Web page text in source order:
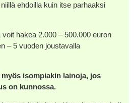
ehdoilla kuin itse parhaaksi
hakea 2.000 – 500.000 euron
– 5 vuoden joustavalla
isompiakin lainoja, jos
on kunnossa.